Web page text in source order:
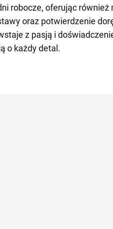
robocze, oferując również
oraz potwierdzenie
z pasją i
o każdy detal.